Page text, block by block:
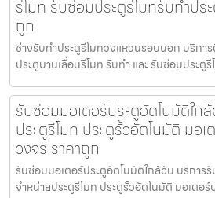
รีโมท รับซ่อมประตูรีโมทรับทำปร
ถูก
ช่างรับทำประตูรีโมทวงแหวนรอบนอก บริกา
ประตูบานเลื่อนรีโมท รับทำ และ รับซ่อมประตู
รับซ่อมมอเตอร์ประตูอัตโนมัติใก
ประตูรีโมท ประตูรั้วอัตโนมัติ มอ
วงจร ราคาถูก
รับซ่อมมอเตอร์ประตูอัตโนมัติใกล้ฉัน บริการ
จำหน่ายประตูรีโมท ประตูรั้วอัตโนมัติ มอเตอร์